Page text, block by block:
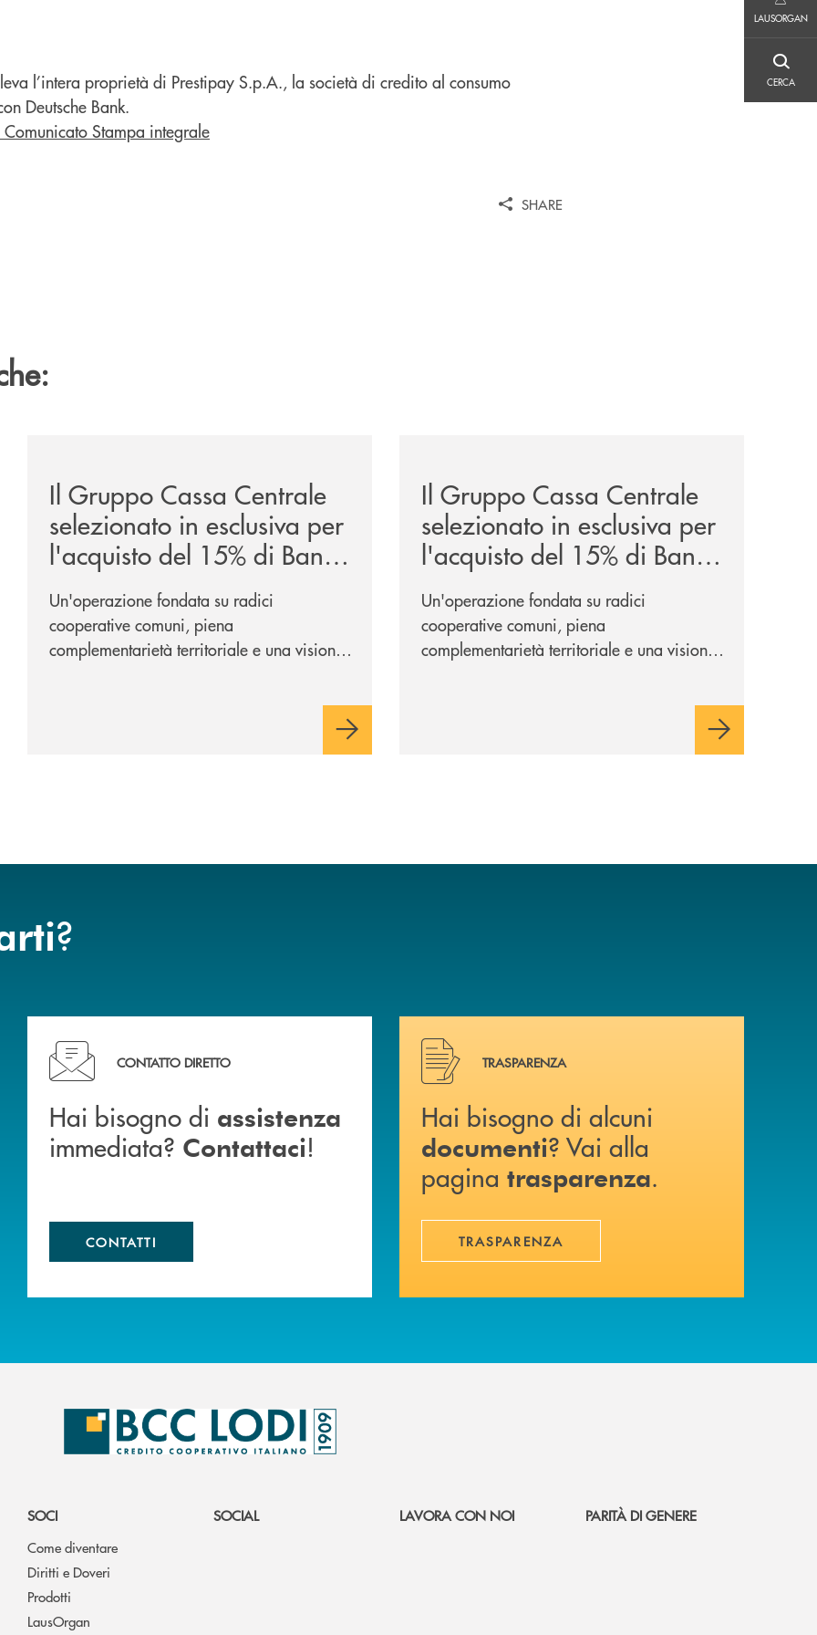
LAUSORGAN
CERCA
l’intera proprietà di Prestipay S.p.A., la società di credito al consumo
Deutsche Bank.
Stampa integrale
SHARE
Il Gruppo Cassa Centrale
selezionato in esclusiva per
l'acquisto del 15% di Banca
Cambiano 1884
Un'operazione fondata su radici
cooperative comuni, piena
complementarietà territoriale e una visione
Il Gruppo Cassa Centrale
selezionato in esclusiva per
l'acquisto del 15% di Banca
Cambiano 1884
Un'operazione fondata su radici
cooperative comuni, piena
complementarietà territoriale e una visione
?
Hai bisogno di assistenza immediata? Contattaci !
CONTATTO DIRETTO
Hai bisogno di assistenza
immediata? Contattaci!
CONTATTI
Hai bisogno di alcuni documenti ? Vai alla pagina
TRASPARENZA
Hai bisogno di alcuni
documenti? Vai alla
pagina trasparenza.
TRASPARENZA
SOCI
Come diventare
Diritti e Doveri
Prodotti
LausOrgan
SOCIAL LAVORA CON NOI PARITÀ DI GENERE